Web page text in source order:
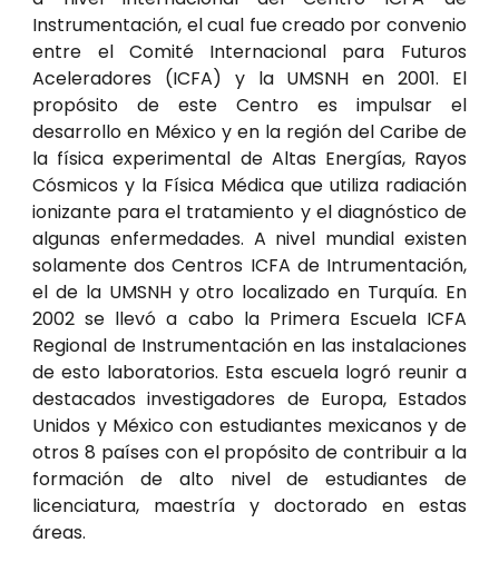
Instrumentación, el cual fue creado por convenio
entre el Comité Internacional para Futuros
Aceleradores (ICFA) y la UMSNH en 2001. El
propósito de este Centro es impulsar el
desarrollo en México y en la región del Caribe de
la física experimental de Altas Energías, Rayos
Cósmicos y la Física Médica que utiliza radiación
ionizante para el tratamiento y el diagnóstico de
algunas enfermedades. A nivel mundial existen
solamente dos Centros ICFA de Intrumentación,
el de la UMSNH y otro localizado en Turquía. En
2002 se llevó a cabo la Primera Escuela ICFA
Regional de Instrumentación en las instalaciones
de esto laboratorios. Esta escuela logró reunir a
destacados investigadores de Europa, Estados
Unidos y México con estudiantes mexicanos y de
otros 8 países con el propósito de contribuir a la
formación de alto nivel de estudiantes de
licenciatura, maestría y doctorado en estas
áreas.